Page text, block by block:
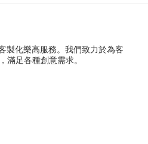
化樂高服務。我們致力於為客
滿足各種創意需求。